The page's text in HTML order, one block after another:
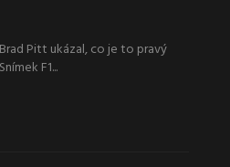
Pitt ukázal, co je to pravý
F1...